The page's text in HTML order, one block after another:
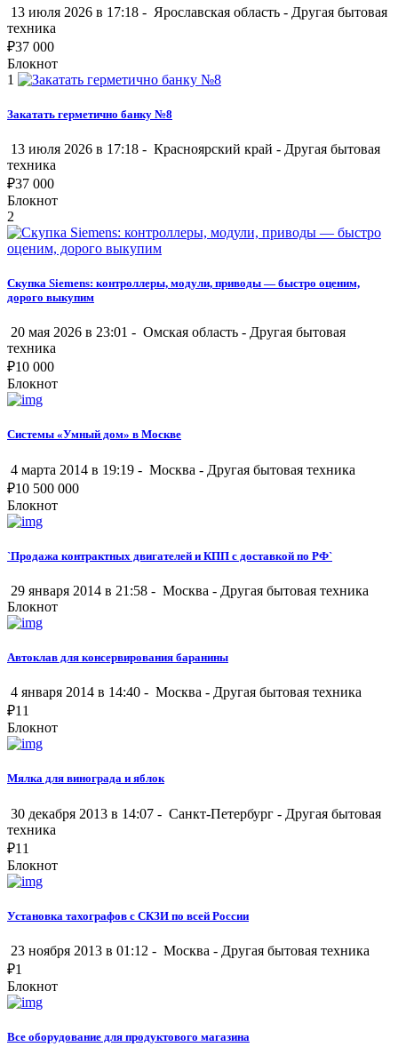
13 июля 2026 в 17:18 - Ярославская область - Другая бытовая
техника
₽37 000
Блокнот
1
Закатать герметично банку №8
13 июля 2026 в 17:18 - Красноярский край - Другая бытовая
техника
₽37 000
Блокнот
2
Скупка Siemens: контроллеры, модули, приводы — быстро оценим,
дорого выкупим
20 мая 2026 в 23:01 - Омская область - Другая бытовая
техника
₽10 000
Блокнот
Системы «Умный дом» в Москве
4 марта 2014 в 19:19 - Москва - Другая бытовая техника
₽10 500 000
Блокнот
`Продажа контрактных двигателей и КПП с доставкой по РФ`
29 января 2014 в 21:58 - Москва - Другая бытовая техника
Блокнот
Автоклав для консервирования баранины
4 января 2014 в 14:40 - Москва - Другая бытовая техника
₽11
Блокнот
Мялка для винограда и яблок
30 декабря 2013 в 14:07 - Санкт-Петербург - Другая бытовая
техника
₽11
Блокнот
Установка тахографов с СКЗИ по всей России
23 ноября 2013 в 01:12 - Москва - Другая бытовая техника
₽1
Блокнот
Все оборудование для продуктового магазина